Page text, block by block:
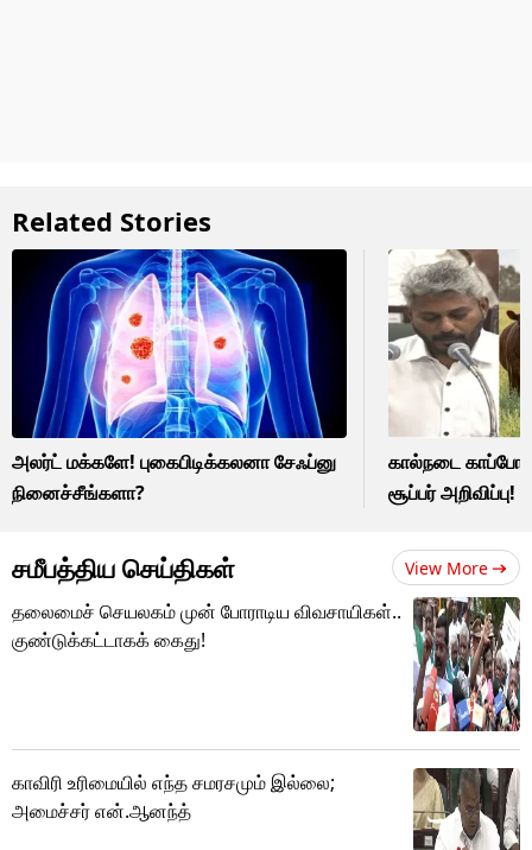
Related Stories
அலர்ட் மக்களே! புகைபிடிக்கலனா சேஃப்னு
நினைச்சீங்களா?
கால்நடை
சூப்பர் அறிவிப்பு!
சமீபத்திய செய்திகள் View More
தலைமைச் செயலகம் முன் போராடிய விவசாயிகள்..
குண்டுக்கட்டாகக் கைது!
காவிரி உரிமையில் எந்த சமரசமும் இல்லை;
அமைச்சர் என்.ஆனந்த்